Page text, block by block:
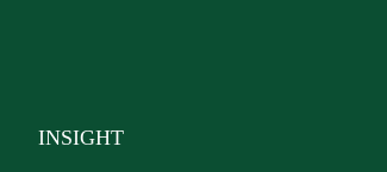
INSIGHT